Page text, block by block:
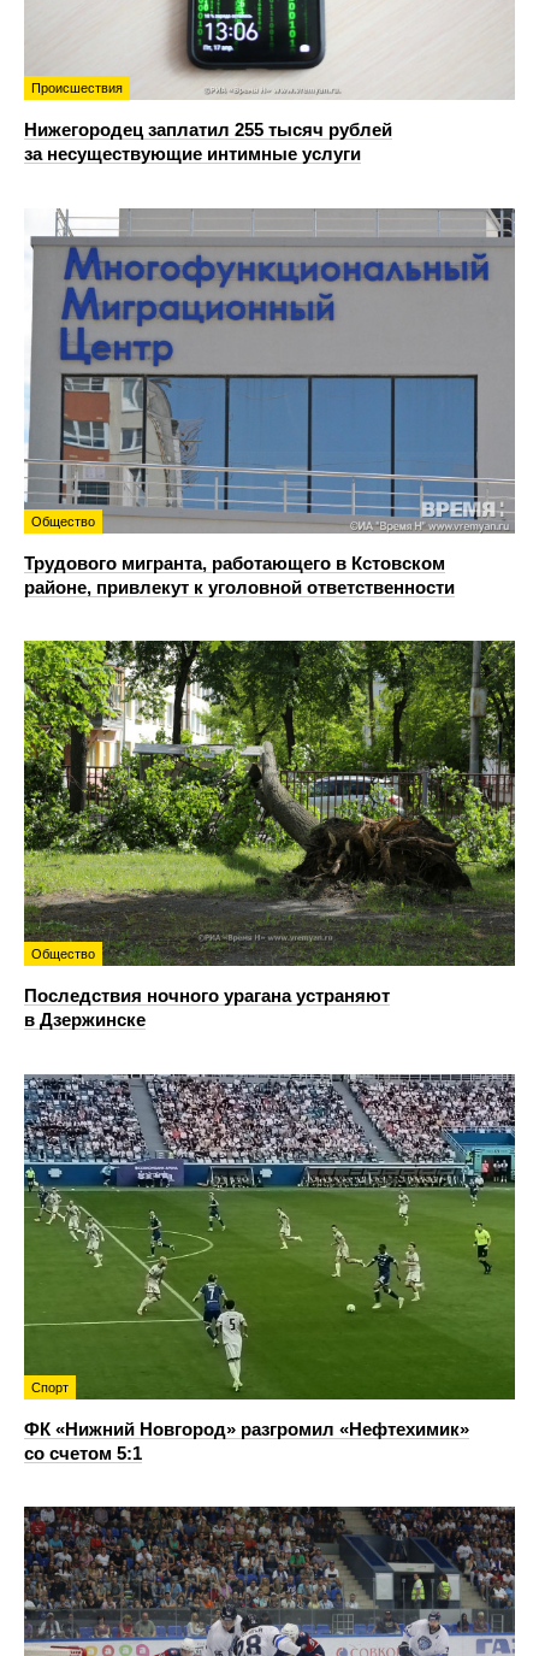
Происшествия
Нижегородец заплатил 255 тысяч рублей
за несуществующие интимные услуги
Общество
Трудового мигранта, работающего в Кстовском
районе, привлекут к уголовной ответственности
Общество
Последствия ночного урагана устраняют
в Дзержинске
Спорт
ФК «Нижний Новгород» разгромил «Нефтехимик»
со счетом 5:1